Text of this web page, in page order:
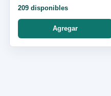
209 disponibles
Agregar